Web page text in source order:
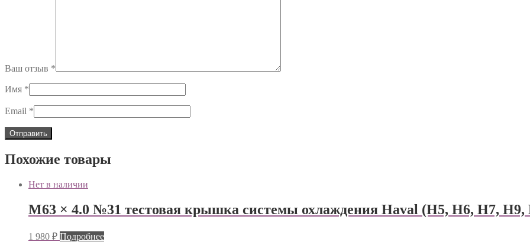
Ваш отзыв *
Имя *
Email *
Похожие товары
Нет в наличии
M63 × 4.0 №31 тестовая крышка системы охлаждения Haval (H5, H6, H7, H9,
1 980 ₽ Подробнее